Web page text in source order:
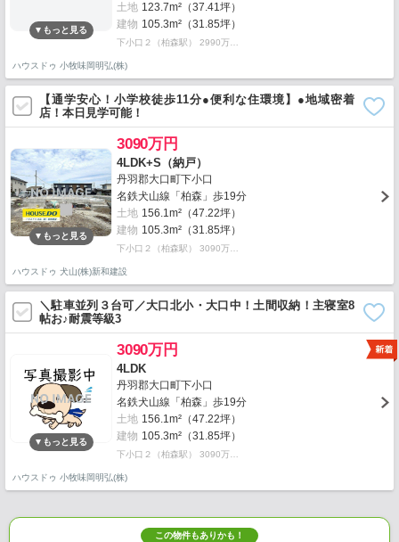
土地 123.7m²（37.41坪）
建物 105.3m²（31.85坪）
下小口２（柏森駅） 2990万…
ハウスドゥ 小牧味岡明弘(株)
【通学安心！小学校徒歩11分●便利な住環境】●地域密着
店！本日見学可能！
3090万円
4LDK+S（納戸）
丹羽郡大口町下小口
名鉄犬山線「柏森」歩19分
土地 156.1m²（47.22坪）
建物 105.3m²（31.85坪）
下小口２（柏森駅） 3090万…
ハウスドゥ 犬山(株)新和建設
＼駐車並列３台可／大口北小・大口中！土間収納！主寝室8
帖お♪耐震等級3
3090万円
4LDK
丹羽郡大口町下小口
名鉄犬山線「柏森」歩19分
土地 156.1m²（47.22坪）
建物 105.3m²（31.85坪）
下小口２（柏森駅） 3090万…
ハウスドゥ 小牧味岡明弘(株)
この物件もありかも！